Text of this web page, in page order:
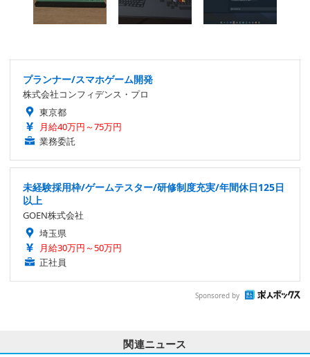
プランナー/スマホゲーム開発
株式会社コンフィデンス・プロ
東京都
月給40万円～75万円
業務委託
未経験採用枠/ゲームテスター/研修制度充実/年間休日125日
以上
GOEN株式会社
埼玉県
月給30万円～50万円
正社員
Sponsored by
関連ニュース